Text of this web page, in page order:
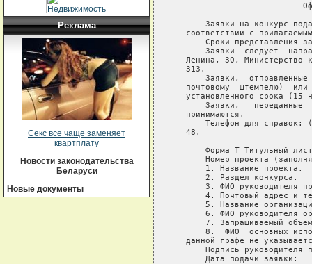
Реклама
Секс все чаще заменяет
квартплату
Новости законодательства
Беларуси
Новые документы
Заявки на конкурс
соответствии с
Сроки представления
Заявки  следует
Ленина, 30, Министерство
   313.
Заявки,
почтовому  штемпелю)
установленного срока (15
Заявки,   переданные
   принимаются.
Телефон для справок:
   48.
Форма Т Титульный
Номер проекта
       1. Название проекта.
       2. Раздел конкурса.
3. ФИО руководителя
4. Почтовый адрес и
5. Название
6. ФИО руководителя
7. Запрашиваемый
8.  ФИО  основных
данной графе не
Подпись руководителя
       Дата подачи заявки: